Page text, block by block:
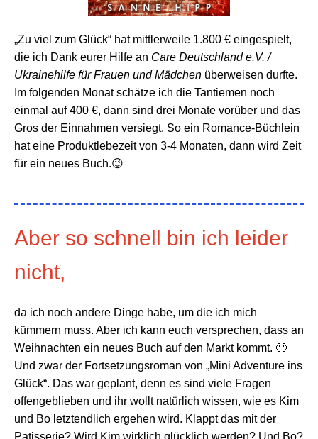
„Zu viel zum Glück“ hat mittlerweile 1.800 € eingespielt,
die ich Dank eurer Hilfe an Care Deutschland e.V. /
Ukrainehilfe für Frauen und Mädchen überweisen durfte.
Im folgenden Monat schätze ich die Tantiemen noch
einmal auf 400 €, dann sind drei Monate vorüber und das
Gros der Einnahmen versiegt. So ein Romance-Büchlein
hat eine Produktlebezeit von 3-4 Monaten, dann wird Zeit
für ein neues Buch.😉
Aber so schnell bin ich leider
nicht,
da ich noch andere Dinge habe, um die ich mich
kümmern muss. Aber ich kann euch versprechen, dass an
Weihnachten ein neues Buch auf den Markt kommt. 🙂
Und zwar der Fortsetzungsroman von „Mini Adventure ins
Glück“. Das war geplant, denn es sind viele Fragen
offengeblieben und ihr wollt natürlich wissen, wie es Kim
und Bo letztendlich ergehen wird. Klappt das mit der
Patisserie? Wird Kim wirklich glücklich werden? Und Bo?